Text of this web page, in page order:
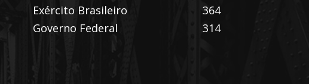
Exército Brasileiro
364
Governo Federal
314